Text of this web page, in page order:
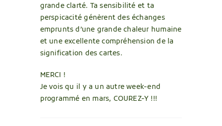
grande clarté. Ta sensibilité et ta
perspicacité génèrent des échanges
emprunts d’une grande chaleur humaine
et une excellente compréhension de la
signification des cartes.
MERCI !
Je vois qu il y a un autre week-end
programmé en mars, COUREZ-Y !!!